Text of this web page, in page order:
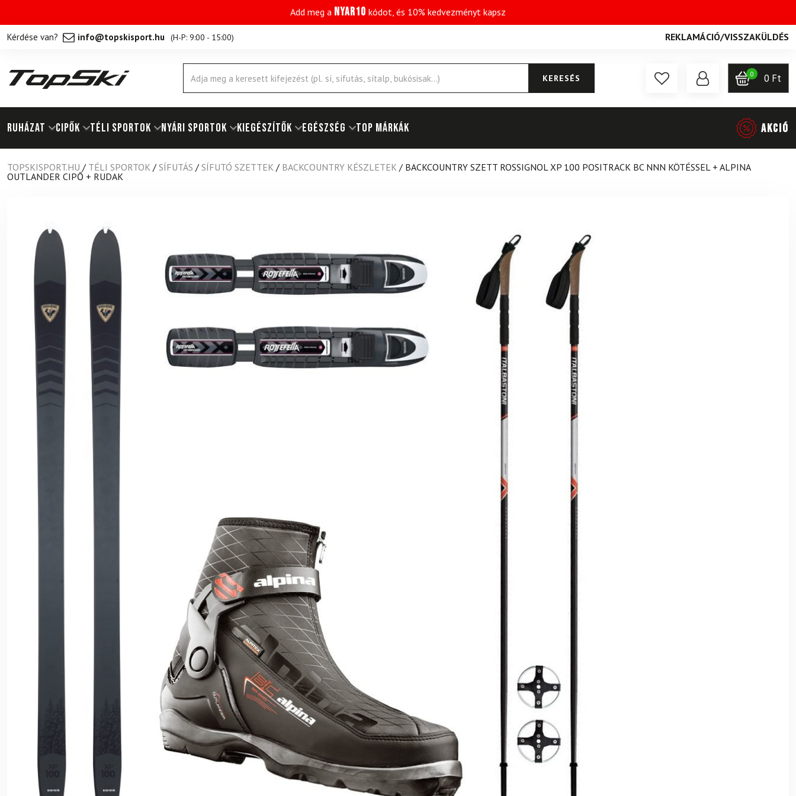
Add meg a NYAR10 kódot, és 10% kedvezményt kapsz
Kérdése van? info@topskisport.hu (H-P: 9:00 - 15:00) REKLAMÁCIÓ/VISSZAKÜLDÉS
Products
search
KERESÉS 0 0 Ft
RUHÁZAT Cipők TÉLI SPORTOK NYÁRI SPORTOK KIEGÉSZÍTŐK EGÉSZSÉG Top márkák AKCIÓ
TOPSKISPORT.HU / TÉLI SPORTOK / SÍFUTÁS / SÍFUTÓ SZETTEK / BACKCOUNTRY KÉSZLETEK / BACKCOUNTRY SZETT ROSSIGNOL XP 100 POSITRACK BC NNN KÖTÉSSEL + ALPINA
OUTLANDER CIPŐ + RUDAK